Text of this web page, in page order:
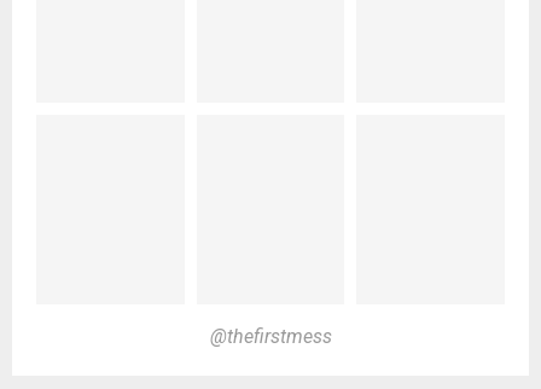
@thefirstmess